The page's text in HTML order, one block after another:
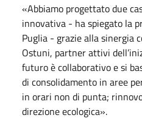
«Abbiamo progettato due
innovativa - ha spiegato la
Puglia - grazie alla sinergia
Ostuni, partner attivi
futuro è collaborativo e si
di consolidamento in aree
in orari non di punta;
direzione ecologica».